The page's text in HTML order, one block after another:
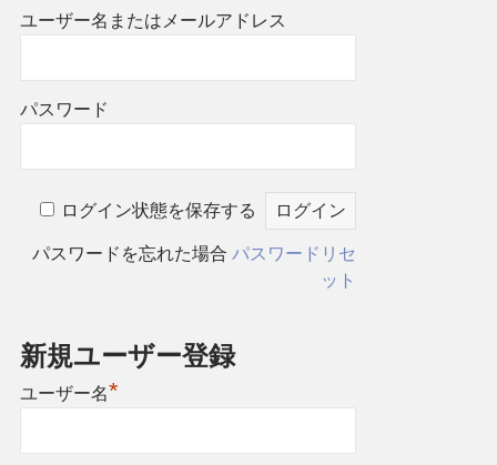
ユーザー名またはメールアドレス
パスワード
ログイン状態を保存する
パスワードを忘れた場合 パスワードリセ
ット
新規ユーザー登録
ユーザー名*